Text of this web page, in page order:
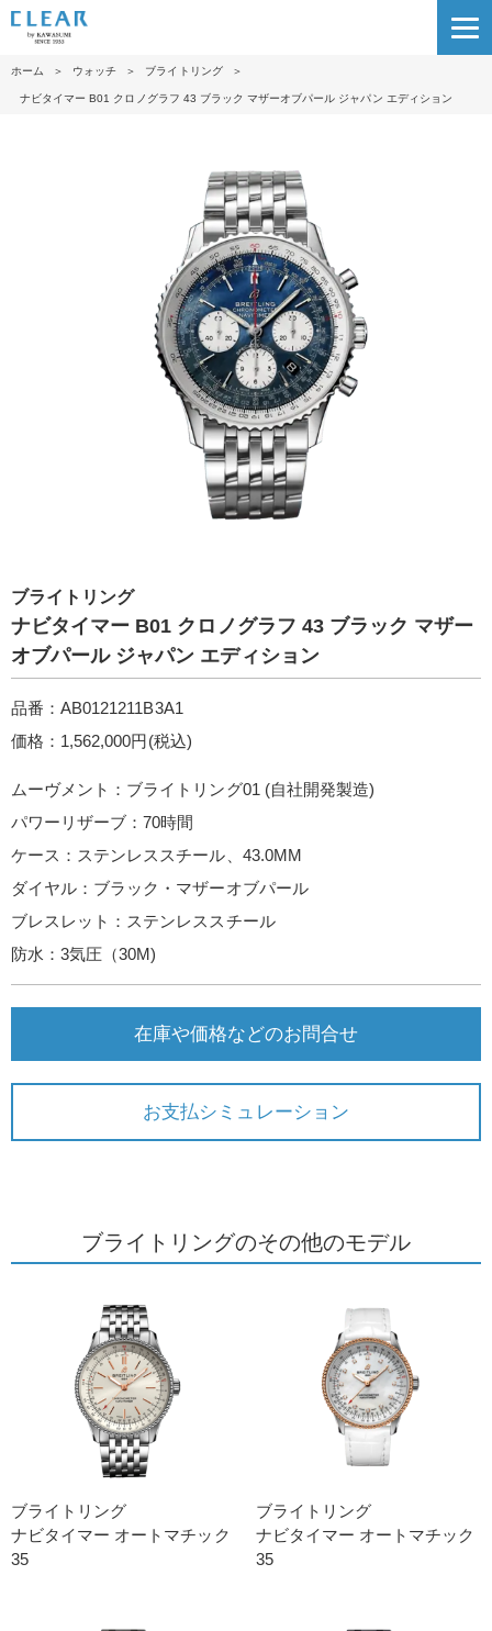
ホーム ＞ ウォッチ ＞ ブライトリング ＞
ナビタイマー B01 クロノグラフ 43 ブラック マザーオブパール ジャパン エディション
ブライトリング
ナビタイマー B01 クロノグラフ 43 ブラック マザー
オブパール ジャパン エディション
品番：AB0121211B3A1
価格：1,562,000円(税込)
ムーヴメント：ブライトリング01 (自社開発製造)
パワーリザーブ：70時間
ケース：ステンレススチール、43.0MM
ダイヤル：ブラック・マザーオブパール
ブレスレット：ステンレススチール
防水：3気圧（30M)
在庫や価格などのお問合せ
お支払シミュレーション
ブライトリングのその他のモデル
ブライトリング
ナビタイマー オートマチック
35
ブライトリング
ナビタイマー オートマチック
35